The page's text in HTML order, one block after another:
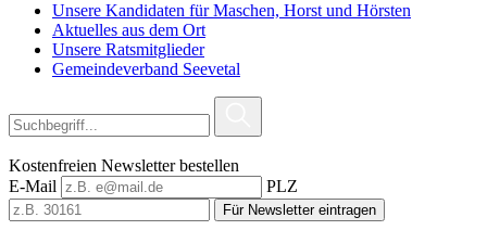
Unsere Kandidaten für Maschen, Horst und Hörsten
Aktuelles aus dem Ort
Unsere Ratsmitglieder
Gemeindeverband Seevetal
Kostenfreien Newsletter bestellen
E-Mail
PLZ
Für Newsletter eintragen